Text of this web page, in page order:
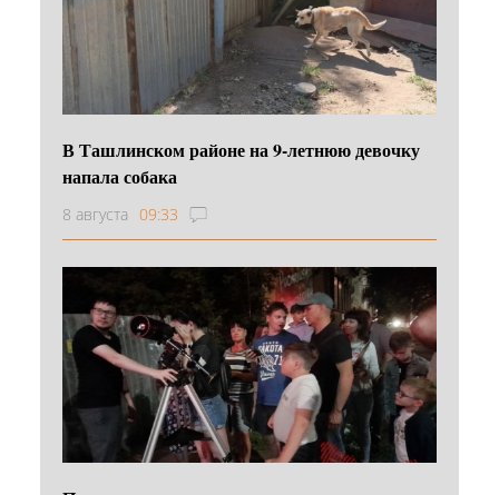
В Ташлинском районе на 9-летнюю девочку
напала собака
8 августа 09:33